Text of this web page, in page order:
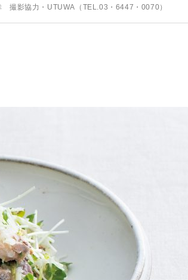
影協力・UTUWA（TEL.03・6447・0070）